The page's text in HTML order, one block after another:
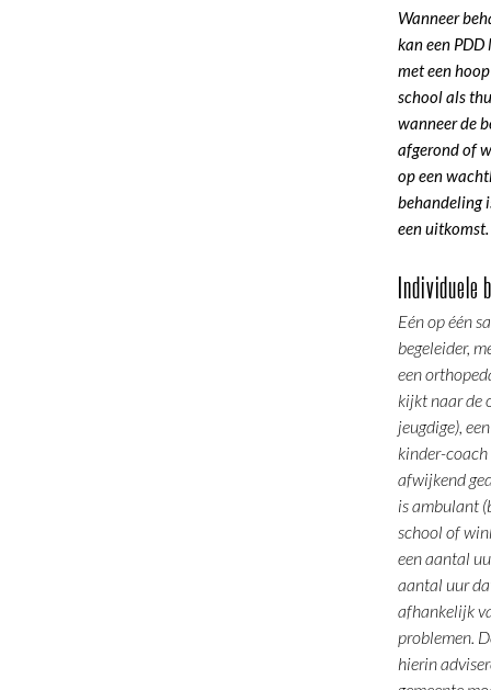
Wanneer
kan een
met een
school als
wanneer de
afgerond of
op een
behandeling
een
Individuele
Eén op één
begeleider,
een
kijkt naar de
jeugdige),
kinder-
afwijkend
is ambulant
school of
een aantal
aantal uur
afhankelijk
problemen.
hierin